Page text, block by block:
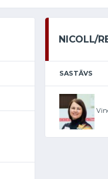
NICOLL/
SASTĀVS